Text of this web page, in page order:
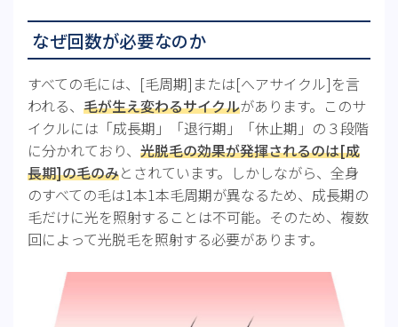
なぜ回数が必要なのか
すべての毛には、[毛周期]または[へアサイクル]を言
われる、 毛が生え変わるサイクルがあります。このサ
イクルには「成長期」「退行期」「休止期」の３段階
に分かれており、 光脱毛の効果が発揮されるのは[成
長期]の毛のみとされています。しかしながら、全身
のすべての毛は1本1本毛周期が異なるため、成長期の
毛だけに光を照射することは不可能。そのため、複数
回によって光脱毛を照射する必要があります。